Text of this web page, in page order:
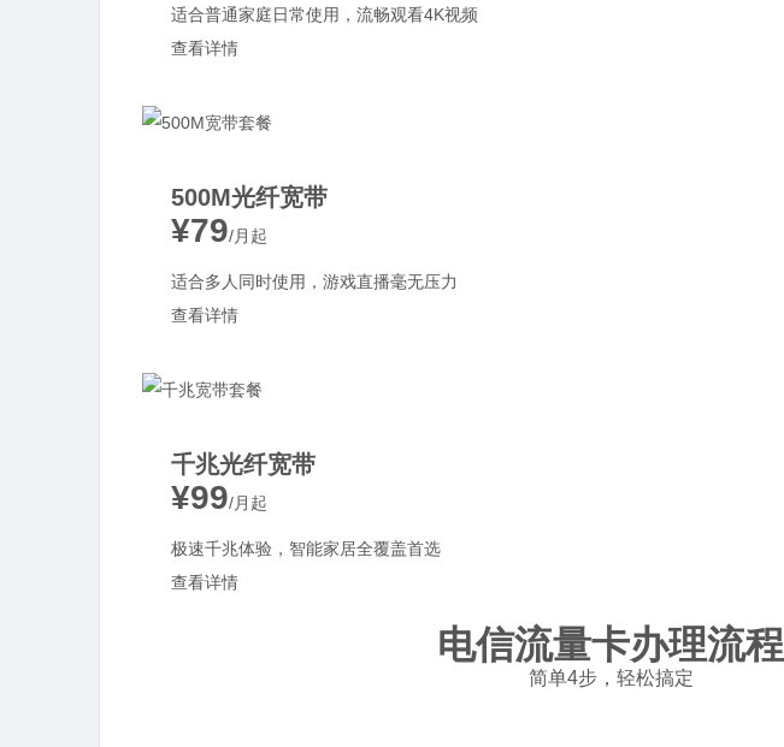
适合普通家庭日常使用，流畅观看4K视频
查看详情
500M光纤宽带
¥79/月起
适合多人同时使用，游戏直播毫无压力
查看详情
千兆光纤宽带
¥99/月起
极速千兆体验，智能家居全覆盖首选
查看详情
电信流量卡办理流程
简单4步，轻松搞定